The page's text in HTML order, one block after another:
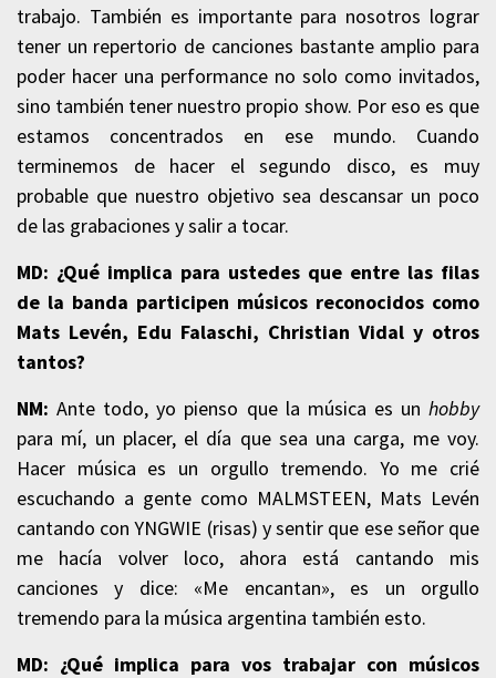
trabajo. También es importante para nosotros lograr
tener un repertorio de canciones bastante amplio para
poder hacer una performance no solo como invitados,
sino también tener nuestro propio show. Por eso es que
estamos concentrados en ese mundo. Cuando
terminemos de hacer el segundo disco, es muy
probable que nuestro objetivo sea descansar un poco
de las grabaciones y salir a tocar.
MD: ¿Qué implica para ustedes que entre las filas
de la banda participen músicos reconocidos como
Mats Levén, Edu Falaschi, Christian Vidal y otros
tantos?
NM: Ante todo, yo pienso que la música es un hobby
para mí, un placer, el día que sea una carga, me voy.
Hacer música es un orgullo tremendo. Yo me crié
escuchando a gente como MALMSTEEN, Mats Levén
cantando con YNGWIE (risas) y sentir que ese señor que
me hacía volver loco, ahora está cantando mis
canciones y dice: «Me encantan», es un orgullo
tremendo para la música argentina también esto.
MD: ¿Qué implica para vos trabajar con músicos